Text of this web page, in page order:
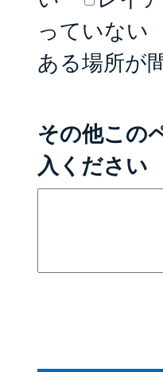
っていない
ある場所が
その他この
入ください